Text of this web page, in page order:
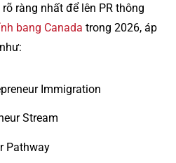
ràng nhất để lên PR thông
bang Canada trong 2026, áp
Immigration
Stream
Pathway